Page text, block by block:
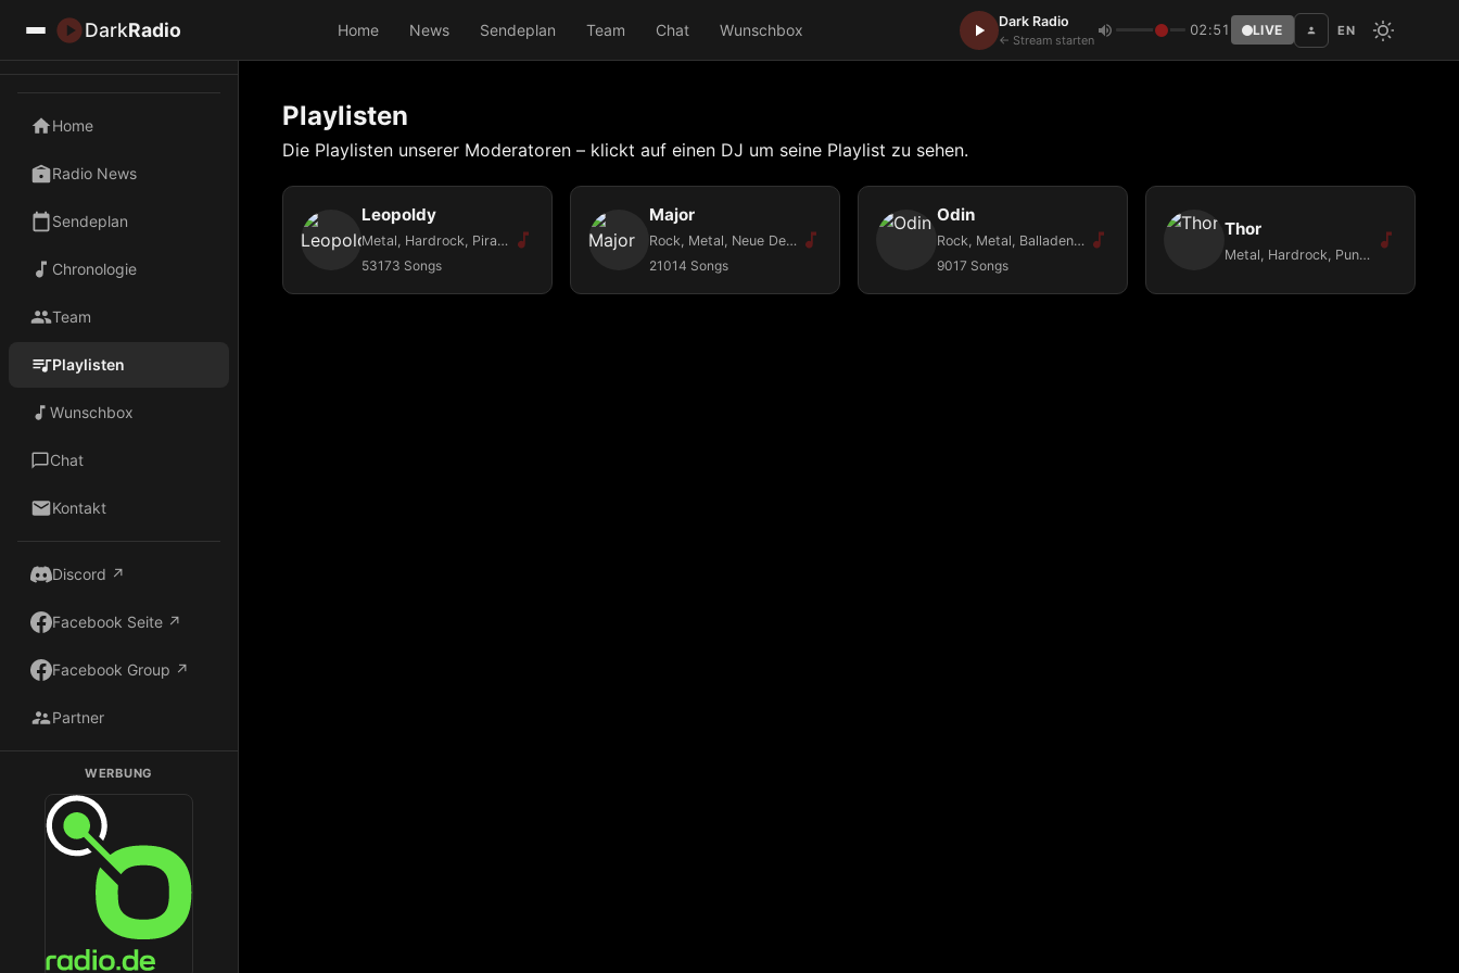
DarkRadio Home News Sendeplan Team Chat Wunschbox Dark Radio
← Stream starten
02:51 LIVE EN
Home
Radio News
Sendeplan
Chronologie
Team
Playlisten
Wunschbox
Chat
Kontakt
Discord ↗
Facebook Seite ↗
Facebook Group ↗
Partner
WERBUNG
Dark Radio auf Radio.de hören
Playlisten
Die Playlisten unserer Moderatoren – klickt auf einen DJ um seine Playlist zu sehen.
Leopoldy
Metal, Hardrock, Pirat Rock, Blues, All dark Musik
53173 Songs
Major
Rock, Metal, Neue Deutsche Härte, Elektro Dance Music
21014 Songs
Odin
Rock, Metal, Balladen and more...
9017 Songs
Thor
Metal, Hardrock, Punk, All Genre of Dark Musik, Gothic